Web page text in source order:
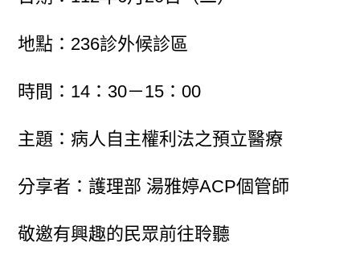
地點：236診外候診區
時間：14：30－15：00
主題：病人自主權利法之預立醫療
分享者：護理部 湯雅婷ACP個管師
敬邀有興趣的民眾前往聆聽